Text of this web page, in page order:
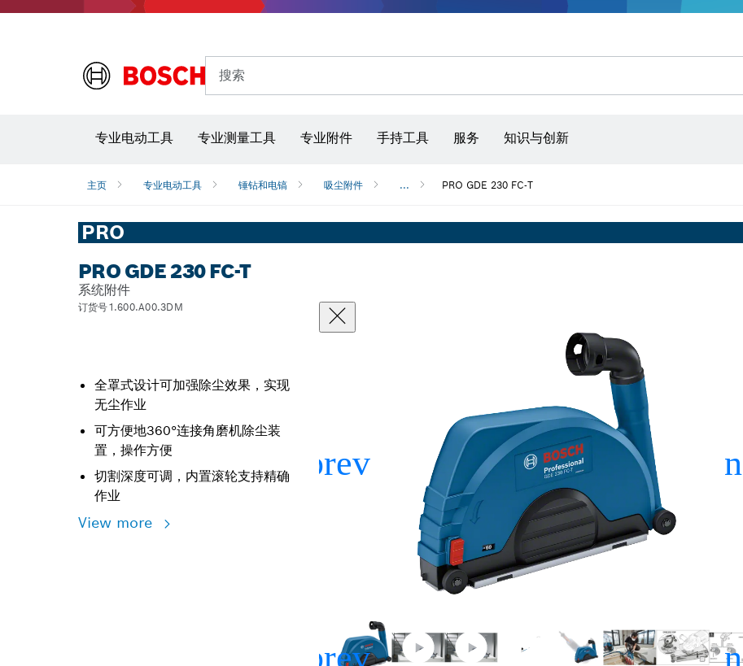
搜索
专业电动工具 专业测量工具 专业附件 手持工具 服务 知识与创新
主页 专业电动工具 锤钻和电镐 吸尘附件 ... PRO GDE 230 FC-T
PRO
PRO GDE 230 FC-T
系统附件
订货号1.600.A00.3DM
全罩式设计可加强除尘效果，实现
无尘作业
可方便地360°连接角磨机除尘装
置，操作方便
切割深度可调，内置滚轮支持精确
作业
View more